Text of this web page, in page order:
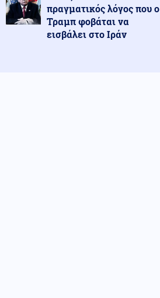
πραγματικός λόγος που ο
Τραμπ φοβάται να
εισβάλει στο Ιράν